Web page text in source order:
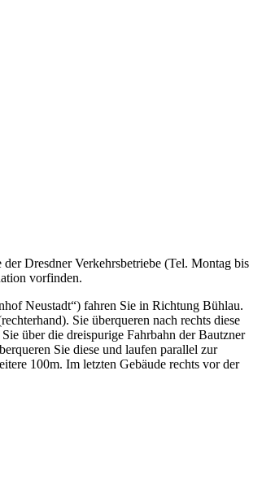
Dresdner Verkehrsbetriebe (Tel. Montag bis
vorfinden.
Neustadt“) fahren Sie in Richtung Bühlau.
Sie überqueren nach rechts diese
über die dreispurige Fahrbahn der Bautzner
Sie diese und laufen parallel zur
100m. Im letzten Gebäude rechts vor der